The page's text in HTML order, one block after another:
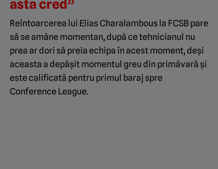
asta cred”
Reîntoarcerea lui Elias Charalambous la FCSB pare
să se amâne momentan, după ce tehnicianul nu
prea ar dori să preia echipa în acest moment, deși
aceasta a depășit momentul greu din primăvară și
este calificată pentru primul baraj spre
Conference League.